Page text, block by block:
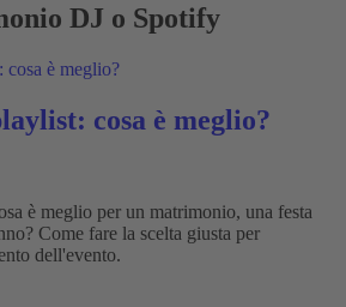
DJ o Spotify
cosa è meglio?
è meglio per un matrimonio, una festa
Come fare la scelta giusta per
dell'evento.